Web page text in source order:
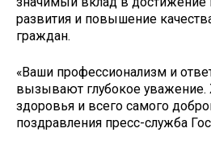
развития и повышение
граждан.
«Ваши профессионализм и
вызывают глубокое
здоровья и всего самого
поздравления пресс-служба